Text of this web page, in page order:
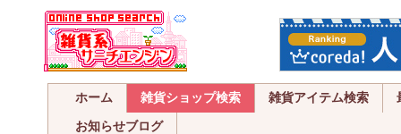
ホーム 雑貨ショップ検索 雑貨アイテム検索
お知らせブログ